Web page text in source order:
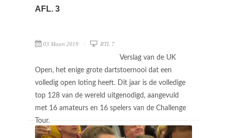
AFL. 3
03 Maart 2019 RTL 7
Verslag van de UK
Open, het enige grote dartstoernooi dat een
volledig open loting heeft. Dit jaar is de volledige
top 128 van de wereld uitgenodigd, aangevuld
met 16 amateurs en 16 spelers van de Challenge
Tour.